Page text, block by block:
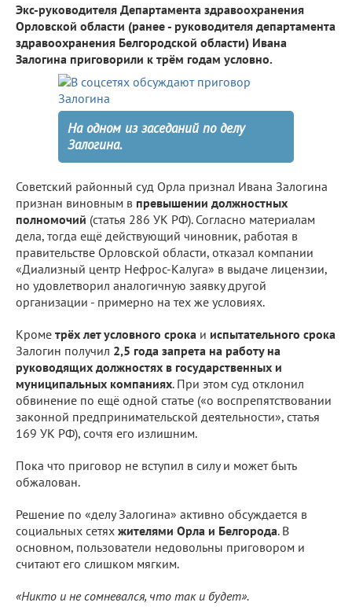
Экс-руководителя Департамента здравоохранения
Орловской области (ранее - руководителя департамента
здравоохранения Белгородской области) Ивана
Залогина приговорили к трём годам условно.
На одном из заседаний по делу
Залогина.
Советский районный суд Орла признал Ивана Залогина
признан виновным в превышении должностных
полномочий (статья 286 УК РФ). Согласно материалам
дела, тогда ещё действующий чиновник, работая в
правительстве Орловской области, отказал компании
«Диализный центр Нефрос-Калуга» в выдаче лицензии,
но удовлетворил аналогичную заявку другой
организации - примерно на тех же условиях.
Кроме трёх лет условного срока и испытательного срока
Залогин получил 2,5 года запрета на работу на
руководящих должностях в государственных и
муниципальных компаниях. При этом суд отклонил
обвинение по ещё одной статье («о воспрепятствовании
законной предпринимательской деятельности», статья
169 УК РФ), сочтя его излишним.
Пока что приговор не вступил в силу и может быть
обжалован.
Решение по «делу Залогина» активно обсуждается в
социальных сетях жителями Орла и Белгорода. В
основном, пользователи недовольны приговором и
считают его слишком мягким.
«Никто и не сомневался, что так и будет».